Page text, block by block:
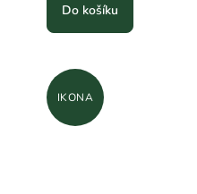
Do košíku
IKONA